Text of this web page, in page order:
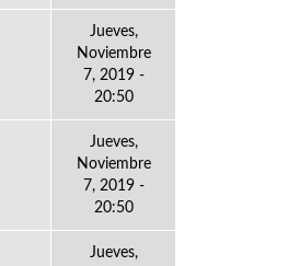
Jueves,
Noviembre
7, 2019 -
20:50
Jueves,
Noviembre
7, 2019 -
20:50
Jueves,